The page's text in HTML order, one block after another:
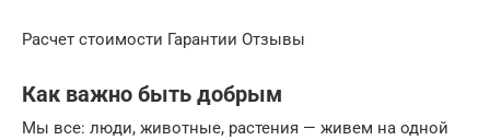
Расчет стоимости Гарантии Отзывы
Как важно быть добрым
Мы все: люди, животные, растения — живем на одной